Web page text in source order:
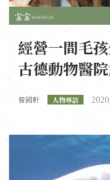
經營一間毛
古德動物醫
曾國軒 人物專訪